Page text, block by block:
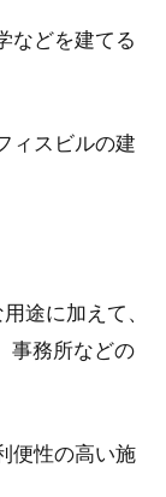
ですが、課題とな
です。農業を営ん
！
さの1LDKですが、
しょうか。少し手
などを建てる
ィスビルの建
途に加えて、
事務所などの
便性の高い施